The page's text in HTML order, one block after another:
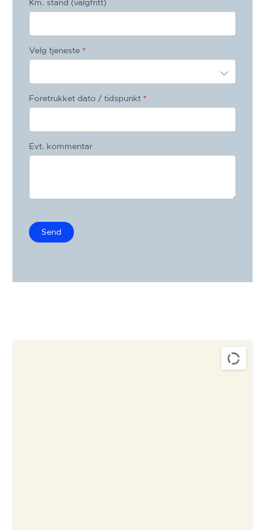
Km. stand (valgfritt)
Velg tjeneste *
Foretrukket dato / tidspunkt *
Evt. kommentar
Send